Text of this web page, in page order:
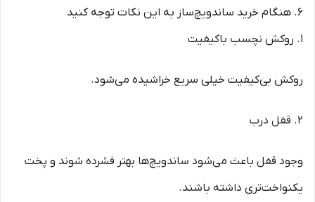
۶. هنگام خرید ساندویچ‌ساز به این نکات توجه کنید
۱. روکش نچسب باکیفیت
روکش بی‌کیفیت خیلی سریع خراشیده می‌شود.
۲. قفل درب
وجود قفل باعث می‌شود ساندویچ‌ها بهتر فشرده شوند و پخت
یکنواخت‌تری داشته باشند.